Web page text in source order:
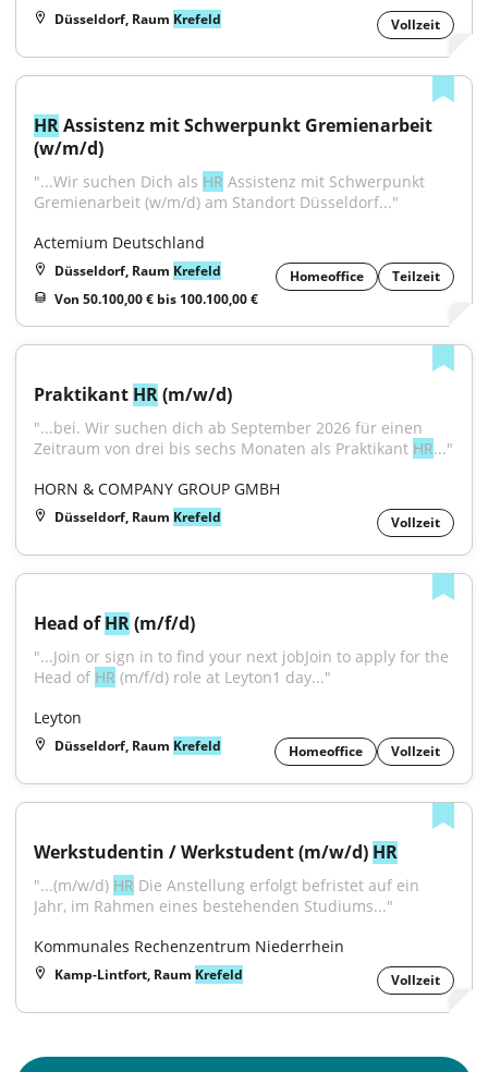
Düsseldorf, Raum Krefeld Vollzeit
HR Assistenz mit Schwerpunkt Gremienarbeit
(w/m/d)
"...﻿Wir suchen Dich als HR Assistenz mit Schwerpunkt
Gremienarbeit (w/m/d) am Standort Düsseldorf..."
Actemium Deutschland
Düsseldorf, Raum Krefeld Homeoffice
Teilzeit
Von 50.100,00 € bis 100.100,00 €
Praktikant HR (m/w/d)
"...bei. Wir suchen dich ab September 2026 für einen
Zeitraum von drei bis sechs Monaten als Praktikant HR..."
HORN & COMPANY GROUP GMBH
Düsseldorf, Raum Krefeld Vollzeit
Head of HR (m/f/d)
"...Join or sign in to find your next jobJoin to apply for the
Head of HR (m/f/d) role at Leyton1 day..."
Leyton
Düsseldorf, Raum Krefeld Homeoffice Vollzeit
Werkstudentin / Werkstudent (m/w/d) HR
"...(m/w/d) HR Die Anstellung erfolgt befristet auf ein
Jahr, im Rahmen eines bestehenden Studiums..."
Kommunales Rechenzentrum Niederrhein
Kamp-Lintfort, Raum Krefeld Vollzeit